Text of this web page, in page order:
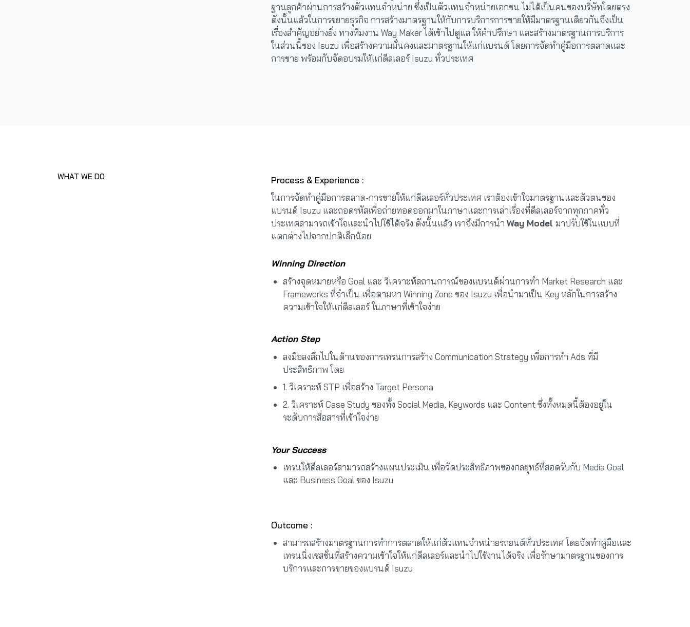
ฐานลูกค้าผ่านการสร้างตัวแทนจำหน่าย ซึ่งเป็นตัวแทนจำหน่ายเอกชน ไม่ได้เป็นคนของบริษัทโดยตรง
ดังนั้นแล้วในการขยายธุรกิจ การสร้างมาตรฐานให้กับการบริการการขายให้มีมาตรฐานเดียวกันจึงเป็น
เรื่องสำคัญอย่างยิ่ง ทางทีมงาน Way Maker ได้เข้าไปดูแล ให้คำปรึกษา และสร้างมาตรฐานการบริการ
ในส่วนนี้ของ Isuzu เพื่อสร้างความมั่นคงและมาตรฐานให้แก่แบรนด์ โดยการจัดทำคู่มือการตลาดและ
การขาย พร้อมกับจัดอบรมให้แก่ดีลเลอร์ Isuzu ทั่วประเทศ
WHAT WE DO
Process & Experience :
ในการจัดทำคู่มือการตลาด-การขายให้แก่ดีลเลอร์ทั่วประเทศ เราต้องเข้าใจมาตรฐานและตัวตนของ
แบรนด์ Isuzu และถอดรหัสเพื่อถ่ายทอดออกมาในภาษาและการเล่าเรื่องที่ดีลเลอร์จากทุกภาคทั่ว
ประเทศสามารถเข้าใจและนำไปใช้ได้จริง ดังนั้นแล้ว เราจึงมีการนำ Way Model มาปรับใช้ในแบบที่
แตกต่างไปจากปกติเล็กน้อย
Winning Direction
สร้างจุดหมายหรือ Goal และ วิเคราะห์สถานการณ์ของแบรนด์ผ่านการทำ Market Research และ
Frameworks ที่จำเป็น เพื่อตามหา Winning Zone ของ Isuzu เพื่อนำมาเป็น Key หลักในการสร้าง
ความเข้าใจให้แก่ดีลเลอร์ ในภาษาที่เข้าใจง่าย
Action Step
ลงมือลงลึกไปในด้านของการเทรนการสร้าง Communication Strategy เพื่อการทำ Ads ที่มี
ประสิทธิภาพ โดย
1. วิเคราะห์ STP เพื่อสร้าง Target Persona
2. วิเคราะห์ Case Study ของทั้ง Social Media, Keywords และ Content ซึ่งทั้งหมดนี้ต้องอยู่ใน
ระดับการสื่อสารที่เข้าใจง่าย
Your Success
เทรนให้ดีลเลอร์สามารถสร้างแผนประเมิน เพื่อวัดประสิทธิภาพของกลยุทธ์ที่สอดรับกับ Media Goal
และ Business Goal ของ Isuzu
Outcome :
สามารถสร้างมาตรฐานการทำการตลาดให้แก่ตัวแทนจำหน่ายรถยนต์ทั่วประเทศ โดยจัดทำคู่มือและ
เทรนนิ่งเซสชั่นที่สร้างความเข้าใจให้แก่ดีลเลอร์และนำไปใช้งานได้จริง เพื่อรักษามาตรฐานของการ
บริการและการขายของแบรนด์ Isuzu